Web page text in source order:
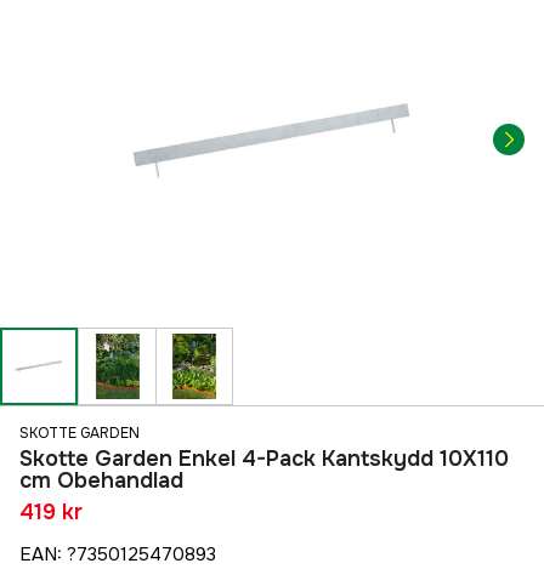
SKOTTE GARDEN
Skotte Garden Enkel 4-Pack Kantskydd 10X110
cm Obehandlad
419 kr
EAN: ?7350125470893